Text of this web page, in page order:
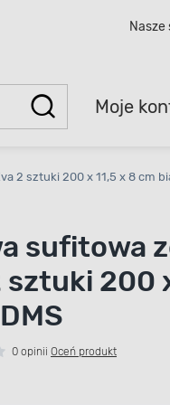
Nasze
Moje
2 sztuki 200 x 11,5 x 8 cm
sufitowa
sztuki 200
0 opinii Oceń produkt